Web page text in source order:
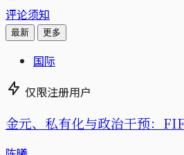
评论须知
最新 更多
国际
仅限注册用户
金元、私有化与政治干预：